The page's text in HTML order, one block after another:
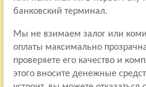
банковский терминал.
Мы не взимаем залог или
оплаты максимально
проверяете его качество и
этого вносите денежные